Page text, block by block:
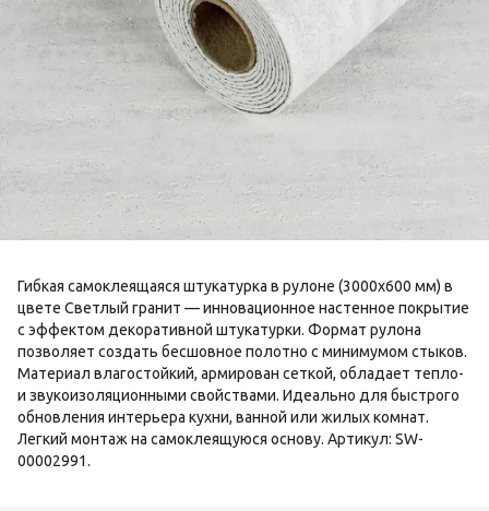
Гибкая самоклеящаяся штукатурка в рулоне (3000х600 мм) в
цвете Светлый гранит — инновационное настенное покрытие
с эффектом декоративной штукатурки. Формат рулона
позволяет создать бесшовное полотно с минимумом стыков.
Материал влагостойкий, армирован сеткой, обладает тепло-
и звукоизоляционными свойствами. Идеально для быстрого
обновления интерьера кухни, ванной или жилых комнат.
Легкий монтаж на самоклеящуюся основу. Артикул: SW-
00002991.